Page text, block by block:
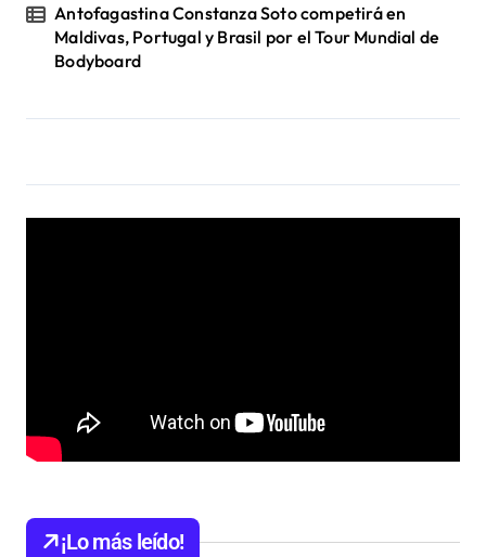
Antofagastina Constanza Soto competirá en
Maldivas, Portugal y Brasil por el Tour Mundial de
Bodyboard
¡Lo más leído!